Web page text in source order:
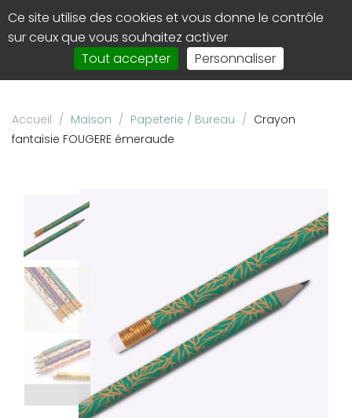
Accueil / Maison / Papeterie / Bureau / Crayon
fantaisie FOUGERE émeraude
Panneau de gestion des cookies
Ce site utilise des cookies et vous donne le contrôle
sur ceux que vous souhaitez activer
Tout accepter
Personnaliser